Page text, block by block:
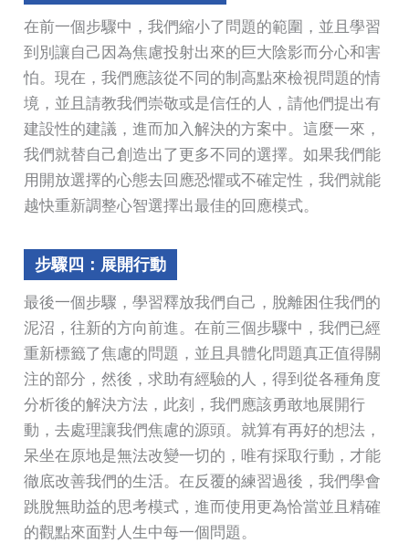
在前一個步驟中，我們縮小了問題的範圍，並且學習
到別讓自己因為焦慮投射出來的巨大陰影而分心和害
怕。現在，我們應該從不同的制高點來檢視問題的情
境，並且請教我們崇敬或是信任的人，請他們提出有
建設性的建議，進而加入解決的方案中。這麼一來，
我們就替自己創造出了更多不同的選擇。如果我們能
用開放選擇的心態去回應恐懼或不確定性，我們就能
越快重新調整心智選擇出最佳的回應模式。
步驟四：展開行動
最後一個步驟，學習釋放我們自己，脫離困住我們的
泥沼，往新的方向前進。在前三個步驟中，我們已經
重新標籤了焦慮的問題，並且具體化問題真正值得關
注的部分，然後，求助有經驗的人，得到從各種角度
分析後的解決方法，此刻，我們應該勇敢地展開行
動，去處理讓我們焦慮的源頭。就算有再好的想法，
呆坐在原地是無法改變一切的，唯有採取行動，才能
徹底改善我們的生活。在反覆的練習過後，我們學會
跳脫無助益的思考模式，進而使用更為恰當並且精確
的觀點來面對人生中每一個問題。